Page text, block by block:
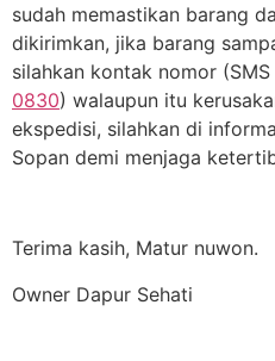
sudah memastikan barang
dikirimkan, jika barang
silahkan kontak nomor (SMS
0830) walaupun itu
ekspedisi, silahkan di
Sopan demi menjaga
Terima kasih, Matur nuwon.
Owner Dapur Sehati